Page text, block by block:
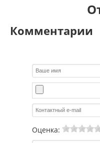
Комментарии
Оценка: